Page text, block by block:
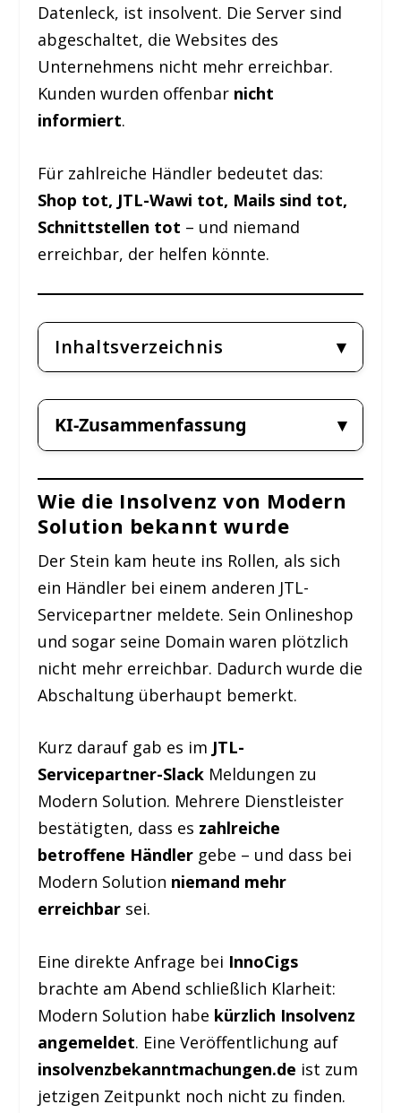
Datenleck, ist insolvent. Die Server sind
abgeschaltet, die Websites des
Unternehmens nicht mehr erreichbar.
Kunden wurden offenbar nicht
informiert.
Für zahlreiche Händler bedeutet das:
Shop tot, JTL-Wawi tot, Mails sind tot,
Schnittstellen tot – und niemand
erreichbar, der helfen könnte.
Inhaltsverzeichnis
KI-Zusammenfassung
Wie die Insolvenz von Modern
Solution bekannt wurde
Der Stein kam heute ins Rollen, als sich
ein Händler bei einem anderen JTL-
Servicepartner meldete. Sein Onlineshop
und sogar seine Domain waren plötzlich
nicht mehr erreichbar. Dadurch wurde die
Abschaltung überhaupt bemerkt.
Kurz darauf gab es im JTL-
Servicepartner-Slack Meldungen zu
Modern Solution. Mehrere Dienstleister
bestätigten, dass es zahlreiche
betroffene Händler gebe – und dass bei
Modern Solution niemand mehr
erreichbar sei.
Eine direkte Anfrage bei InnoCigs
brachte am Abend schließlich Klarheit:
Modern Solution habe kürzlich Insolvenz
angemeldet. Eine Veröffentlichung auf
insolvenzbekanntmachungen.de ist zum
jetzigen Zeitpunkt noch nicht zu finden.